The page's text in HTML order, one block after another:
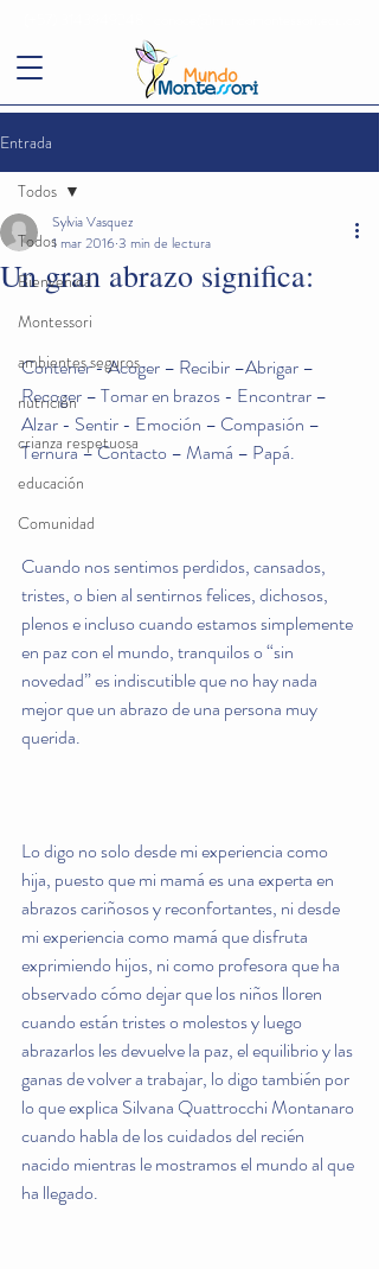
Entrada
Todos
Bienvenida
Montessori
ambientes seguros
nutrición
crianza respetuosa
educación
Comunidad
Todos
Un gran abrazo significa:
Sylvia Vasquez
1 mar 20163 min de lectura
Contener - Acoger – Recibir –Abrigar –
Recoger – Tomar en brazos - Encontrar –
Alzar - Sentir - Emoción – Compasión –
Ternura – Contacto – Mamá – Papá.
Cuando nos sentimos perdidos, cansados,
tristes, o bien al sentirnos felices, dichosos,
plenos e incluso cuando estamos simplemente
en paz con el mundo, tranquilos o “sin
novedad” es indiscutible que no hay nada
mejor que un abrazo de una persona muy
querida.
Lo digo no solo desde mi experiencia como
hija, puesto que mi mamá es una experta en
abrazos cariñosos y reconfortantes, ni desde
mi experiencia como mamá que disfruta
exprimiendo hijos, ni como profesora que ha
observado cómo dejar que los niños lloren
cuando están tristes o molestos y luego
abrazarlos les devuelve la paz, el equilibrio y las
ganas de volver a trabajar, lo digo también por
lo que explica Silvana Quattrocchi Montanaro
cuando habla de los cuidados del recién
nacido mientras le mostramos el mundo al que
ha llegado.